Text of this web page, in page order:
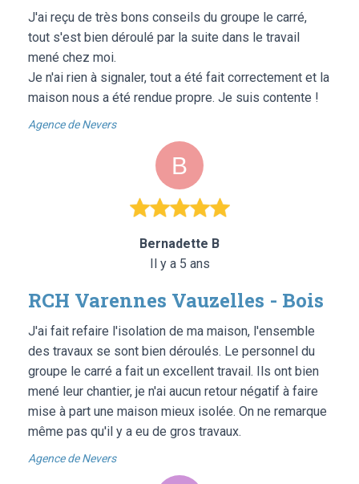
J'ai reçu de très bons conseils du groupe le carré,
tout s'est bien déroulé par la suite dans le travail
mené chez moi.
Je n'ai rien à signaler, tout a été fait correctement et la
maison nous a été rendue propre. Je suis contente !
Agence de Nevers
Bernadette B
Il y a 5 ans
RCH Varennes Vauzelles - Bois
J'ai fait refaire l'isolation de ma maison, l'ensemble
des travaux se sont bien déroulés. Le personnel du
groupe le carré a fait un excellent travail. Ils ont bien
mené leur chantier, je n'ai aucun retour négatif à faire
mise à part une maison mieux isolée. On ne remarque
même pas qu'il y a eu de gros travaux.
Agence de Nevers